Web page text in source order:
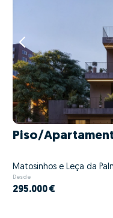
Piso/
Matosinhos e Leça da
Desde
295.000 €